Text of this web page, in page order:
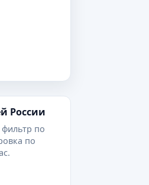
России
фильтр по
по